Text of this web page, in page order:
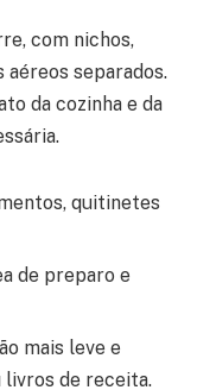
com nichos,
separados.
da cozinha e da
quitinetes
de preparo e
mais leve e
de receita.